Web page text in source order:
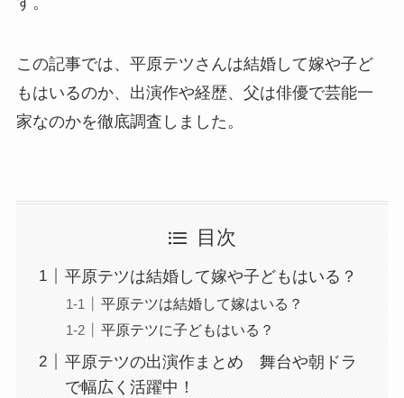
この記事では、平原テツさんは結婚して嫁や子ど
もはいるのか、出演作や経歴、父は俳優で芸能一
家なのかを徹底調査しました。
目次
平原テツは結婚して嫁や子どもはいる？
平原テツは結婚して嫁はいる？
平原テツに子どもはいる？
平原テツの出演作まとめ 舞台や朝ドラ
で幅広く活躍中！